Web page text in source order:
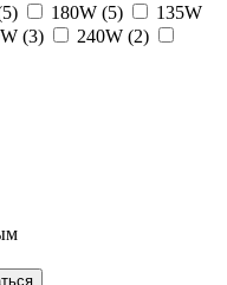
5) 180W (5)
135W
(3) 240W (2)